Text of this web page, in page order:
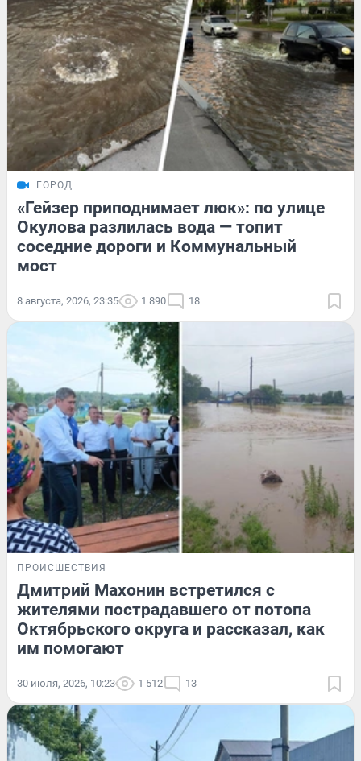
ГОРОД
«Гейзер приподнимает люк»: по улице
Окулова разлилась вода — топит
соседние дороги и Коммунальный
мост
8 августа, 2026, 23:35 1 890 18
ПРОИСШЕСТВИЯ
Дмитрий Махонин встретился с
жителями пострадавшего от потопа
Октябрьского округа и рассказал, как
им помогают
30 июля, 2026, 10:23 1 512 13